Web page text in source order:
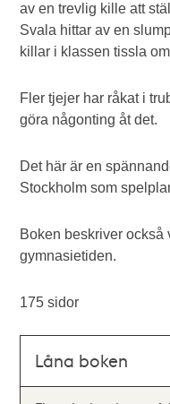
av en trevlig kille att
Svala hittar av en
killar i klassen tissla
Fler tjejer har råkat i
göra någonting åt det.
Det här är en
Stockholm som
Boken beskriver också
gymnasietiden.
175 sidor
Låna boken